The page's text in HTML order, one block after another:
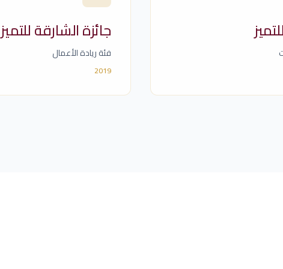
جائزة الشارقة للتميز
فئة ريادة الأعمال
2019